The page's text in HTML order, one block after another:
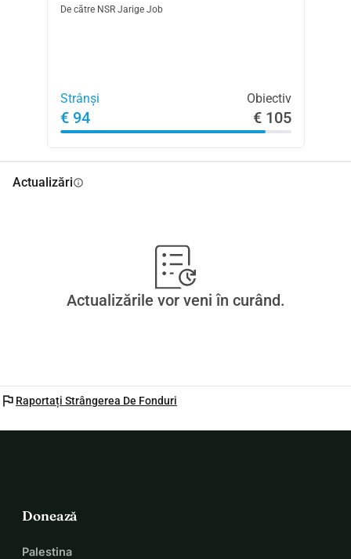
De cătreNSR Jarige Job
Strânși Obiectiv
€ 94 € 105
Actualizăriinfo
Actualizările vor veni în curând.
flag Raportați Strângerea De Fonduri
Donează
Palestina